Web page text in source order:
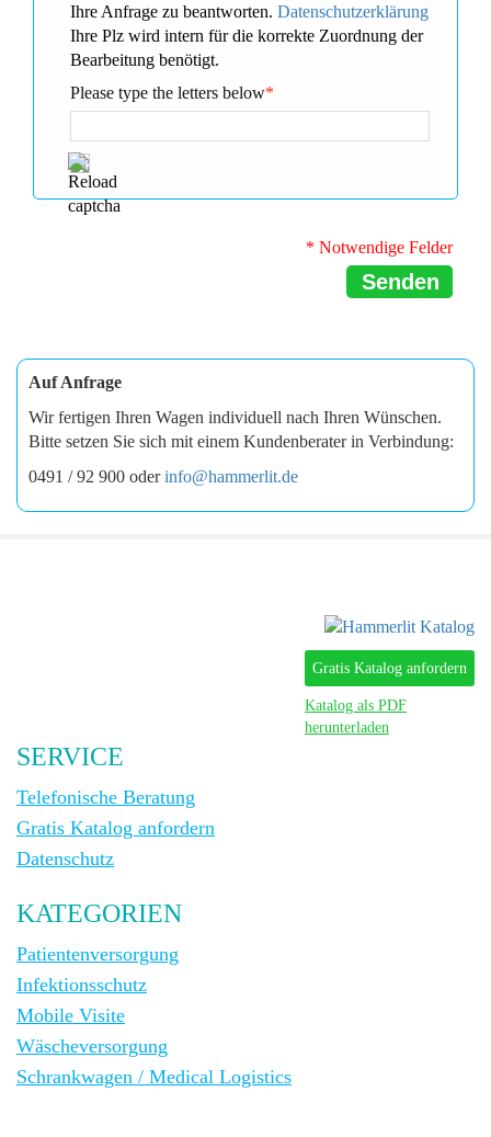
Ihre Anfrage zu beantworten. Datenschutzerklärung
Ihre Plz wird intern für die korrekte Zuordnung der
Bearbeitung benötigt.
*
Please type the letters below
* Notwendige Felder
Senden
Auf Anfrage
Wir fertigen Ihren Wagen individuell nach Ihren Wünschen.
Bitte setzen Sie sich mit einem Kundenberater in Verbindung:
0491 / 92 900 oderinfo@hammerlit.de
Gratis Katalog anfordern
Katalog als PDF
herunterladen
SERVICE
Telefonische Beratung
Gratis Katalog anfordern
Datenschutz
KATEGORIEN
Patientenversorgung
Infektionsschutz
Mobile Visite
Wäscheversorgung
Schrankwagen / Medical Logistics